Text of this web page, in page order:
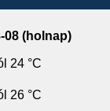
08 (holnap)
24 °C
26 °C